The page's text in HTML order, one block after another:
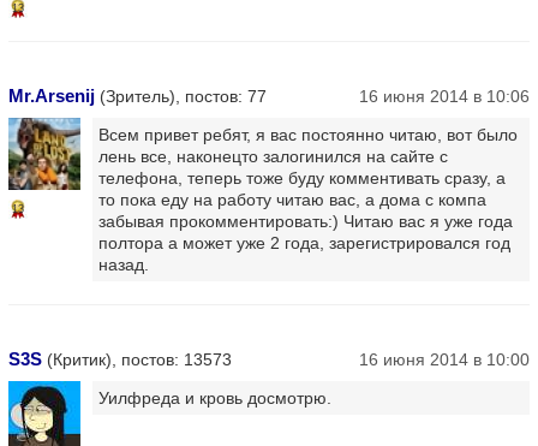
13
Mr.Arsenij (Зритель), постов: 77 16 июня 2014 в 10:06
13
Всем привет ребят, я вас постоянно читаю, вот было
лень все, наконецто залогинился на сайте с
телефона, теперь тоже буду комментивать сразу, а
то пока еду на работу читаю вас, а дома с компа
забывая прокомментировать:) Читаю вас я уже года
полтора а может уже 2 года, зарегистрировался год
назад.
S3S (Критик), постов: 13573 16 июня 2014 в 10:00
Уилфреда и кровь досмотрю.